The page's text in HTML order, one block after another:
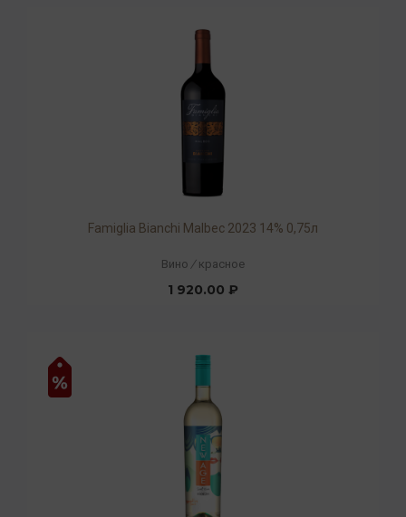
Famiglia Bianchi Malbec 2023 14% 0,75л
Вино / красное
1 920.00 ₽